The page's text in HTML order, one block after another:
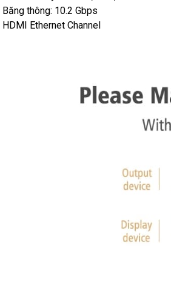
Băng thông: 10.2 Gbps
HDMI Ethernet Channel